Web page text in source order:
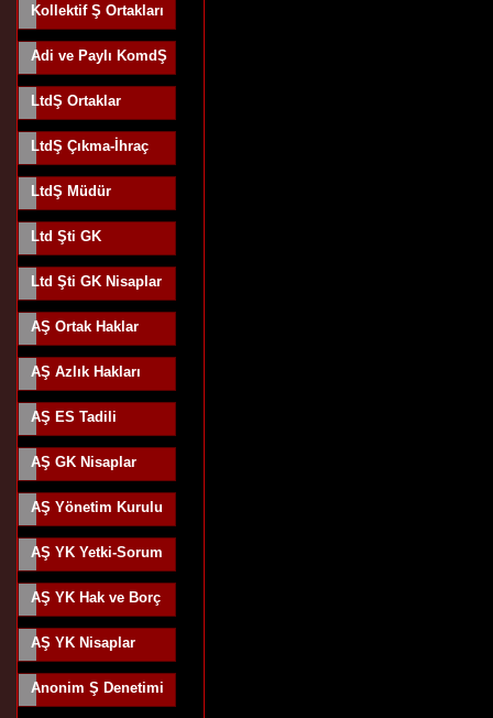
Kollektif Ş Ortakları
Adi ve Paylı KomdŞ
LtdŞ Ortaklar
LtdŞ Çıkma-İhraç
LtdŞ Müdür
Ltd Şti GK
Ltd Şti GK Nisaplar
AŞ Ortak Haklar
AŞ Azlık Hakları
AŞ ES Tadili
AŞ GK Nisaplar
AŞ Yönetim Kurulu
AŞ YK Yetki-Sorum
AŞ YK Hak ve Borç
AŞ YK Nisaplar
Anonim Ş Denetimi